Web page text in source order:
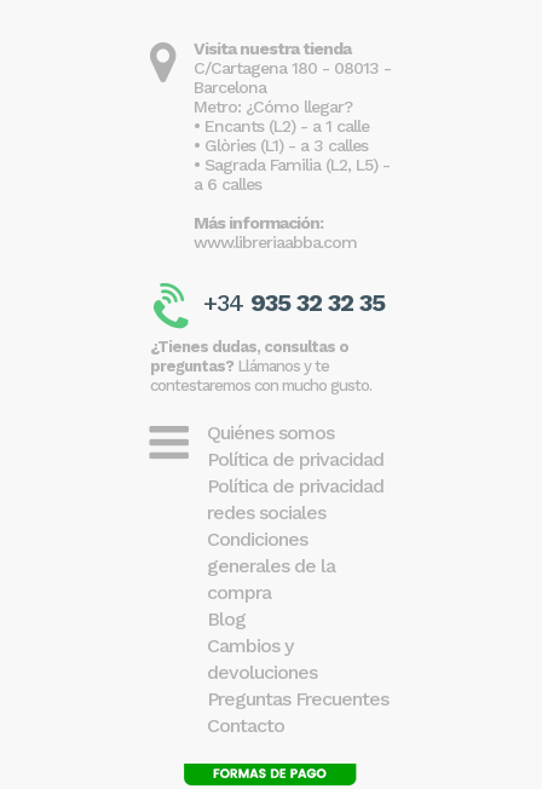
Visita nuestra tienda
C/Cartagena 180 - 08013 -
Barcelona
Metro: ¿Cómo llegar?
• Encants (L2) - a 1 calle
• Glòries (L1) - a 3 calles
• Sagrada Familia (L2, L5) -
a 6 calles
Más información:
www.libreriaabba.com
+34 935 32 32 35
¿Tienes dudas, consultas o
preguntas? Llámanos y te
contestaremos con mucho gusto.
Quiénes somos
Política de privacidad
Política de privacidad
redes sociales
Condiciones
generales de la
compra
Blog
Cambios y
devoluciones
Preguntas Frecuentes
Contacto